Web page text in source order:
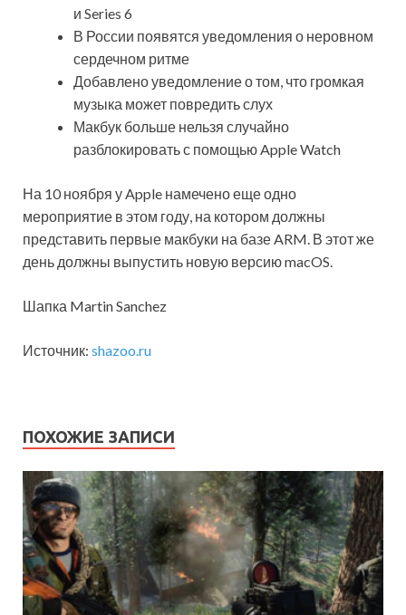
и Series 6
В России появятся уведомления о неровном
сердечном ритме
Добавлено уведомление о том, что громкая
музыка может повредить слух
Макбук больше нельзя случайно
разблокировать с помощью Apple Watch
На 10 ноября у Apple намечено еще одно
мероприятие в этом году, на котором должны
представить первые макбуки на базе ARM. В этот же
день должны выпустить новую версию macOS.
Шапка Martin Sanchez
Источник: shazoo.ru
ПОХОЖИЕ ЗАПИСИ